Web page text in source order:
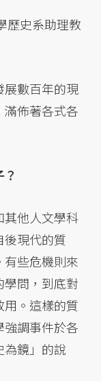
歷史系助理教
展數百年的現
佈著各式各
其他人文學科
後現代的質
些危機則來
問，到底對
。這樣的質
調事件於各
為鏡」的說